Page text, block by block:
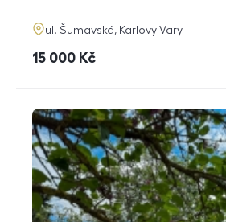
adresa
ul. Šumavská, Karlovy Vary
cena
15 000 Kč